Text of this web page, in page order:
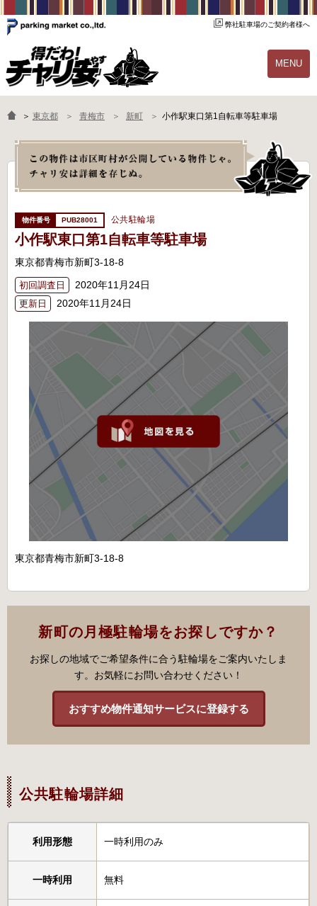
弊社駐車場のご契約者様へ
MENU
物件一覧 ご契約の流れ
よくあるご質問 駐輪場オーナー様へ
＞ 東京都 青梅市 新町 小作駅東口第1自転車等駐車場
PUB28001 公共駐輪場
小作駅東口第1自転車等駐車場
東京都青梅市新町3-18-8
初回調査日 2020年11月24日
更新日 2020年11月24日
東京都青梅市新町3-18-8
新町の月極駐輪場をお探しですか？
お探しの地域でご希望条件に合う駐輪場をご案内いたしま
す。お気軽にお問い合わせください！
おすすめ物件通知サービスに登録する
公共駐輪場詳細
利用形態 一時利用のみ
一時利用 無料